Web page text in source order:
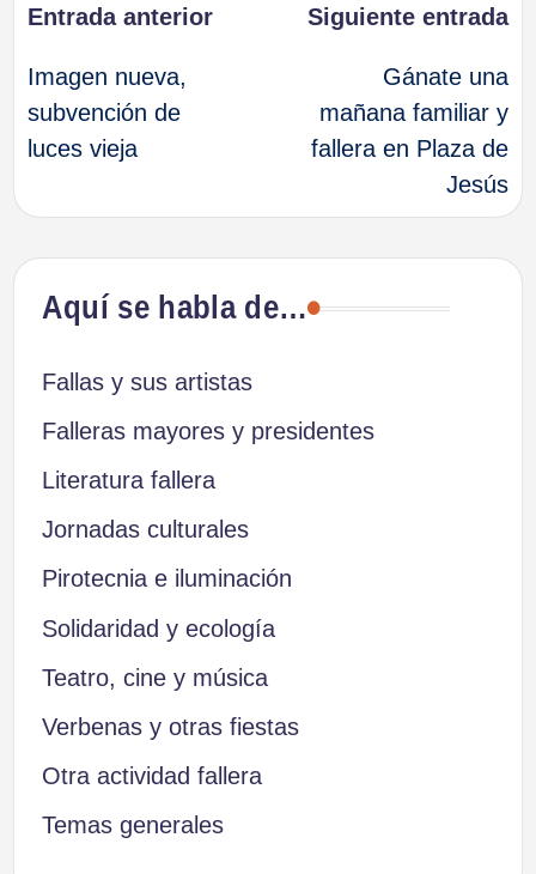
Navegación
de
entradas
Entrada anterior
Imagen nueva,
subvención de
luces vieja
Siguiente entrada
Gánate una
mañana familiar y
fallera en Plaza de
Jesús
Aquí se habla de…
Fallas y sus artistas
Falleras mayores y presidentes
Literatura fallera
Jornadas culturales
Pirotecnia e iluminación
Solidaridad y ecología
Teatro, cine y música
Verbenas y otras fiestas
Otra actividad fallera
Temas generales